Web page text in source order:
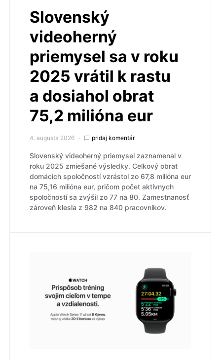
Slovenský
videoherný
priemysel sa v roku
2025 vrátil k rastu
a dosiahol obrat
75,2 milióna eur
4. augusta 2026 pridaj komentár
Slovenský videoherný priemysel zaznamenal v
roku 2025 zmiešané výsledky. Celkový obrat
domácich spoločností vzrástol zo 67,8 milióna eur
na 75,16 milióna eur, pričom počet aktívnych
spoločností sa zvýšil zo 77 na 80. Zamestnanosť
zároveň klesla z 982 na 840 pracovníkov.